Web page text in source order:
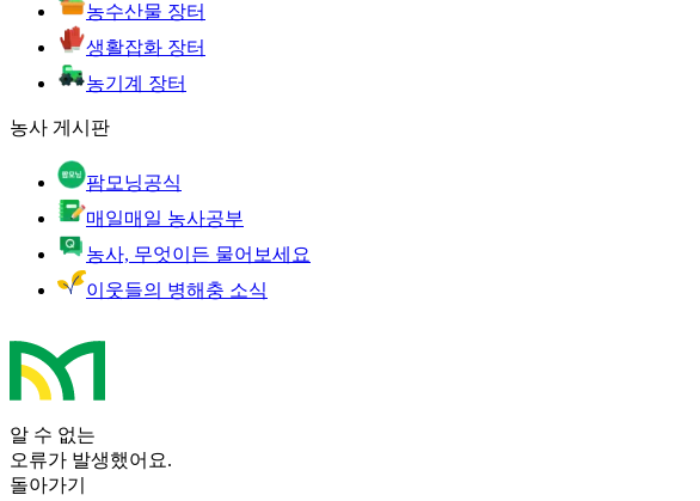
농수산물 장터
생활잡화 장터
농기계 장터
농사 게시판
팜모닝공식
매일매일 농사공부
농사, 무엇이든 물어보세요
이웃들의 병해충 소식
알 수 없는
오류가 발생했어요.
돌아가기